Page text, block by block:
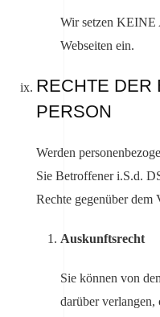
Wir setzen KEINE
Webseiten ein.
RECHTE DER
PERSON
Werden
Sie Betroffener i.S.d.
Rechte gegenüber dem
Auskunftsrecht
Sie können von
darüber verlangen,